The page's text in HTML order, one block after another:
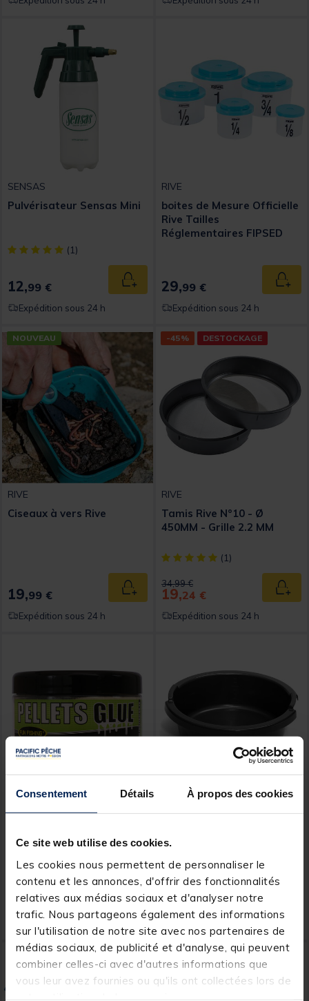
Consentement Détails À propos des cookies
Ce site web utilise des cookies.
Les cookies nous permettent de personnaliser le
contenu et les annonces, d'offrir des fonctionnalités
relatives aux médias sociaux et d'analyser notre
trafic. Nous partageons également des informations
sur l'utilisation de notre site avec nos partenaires de
médias sociaux, de publicité et d'analyse, qui peuvent
combiner celles-ci avec d'autres informations que
vous leur avez fournies ou qu'ils ont collectées lors de
SENSAS
Pulvérisateur Sensas Mini
[object Object] out of 5 Customer Rating
(1)
12,99 € Ajouter au panier
Expédition sous 24 h
RIVE
boites de Mesure Officielle
Rive Tailles
Réglementaires FIPSED
29,99 €
Expédition sous 24 h
NOUVEAU
RIVE
Ciseaux à vers Rive
19,99 € Ajouter au panier
Expédition sous 24 h
-45% DESTOCKAGE
RIVE
Tamis Rive N°10 - Ø
450MM - Grille 2.2 MM
[object Object] out of 5
(1)
Price reduced from
34,99 €to
19,24 €
Expédition sous 24 h
8,99 € Ajouter au panier
Expédition sous 24 h
[object Object] out of 5
(2)
6,99 €